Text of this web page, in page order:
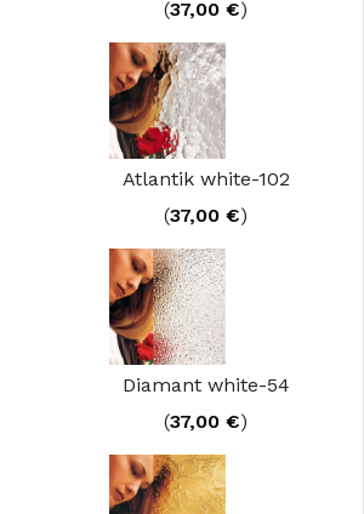
(37,00 €)
Atlantik white-102
(37,00 €)
Diamant white-54
(37,00 €)